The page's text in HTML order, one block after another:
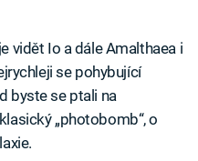
vidět Io a dále Amalthaea i
se pohybující
byste se ptali na
„photobomb“, o